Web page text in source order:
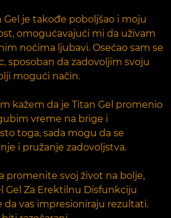
Gel je takođe poboljšao i moju
omogućavajući mi da uživam
noćima ljubavi. Osećao sam se
sposoban da zadovoljim svoju
mogući način.
kažem da je Titan Gel promenio
vreme na brige i
toga, sada mogu da se
i pružanje zadovoljstva.
promenite svoj život na bolje,
Gel Za Erektilnu Disfunkciju
da vas impresioniraju rezultati.